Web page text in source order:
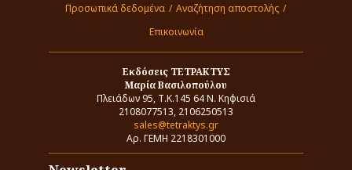
Προσωπικά δεδομένα / Αναζήτηση αποστολής /
Επικοινωνία
Εκδόσεις ΤΕΤΡΑΚΤΥΣ
Μαρία Βασιλοπούλου
Πλειάδων 95, Τ.Κ.145 64 Ν. Κηφισιά
2108077513, 2106250513
sales@tetraktys.gr
Αρ. ΓΕΜΗ 2218301000